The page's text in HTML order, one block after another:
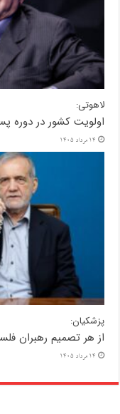
لاهوتی:
اولویت کشور در
14 مرداد 1405
پزشکیان:
از هر تصمیم رهبران
14 مرداد 1405